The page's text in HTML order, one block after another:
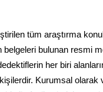
tüm araştırma
bulunan resmi
her biri
Kurumsal